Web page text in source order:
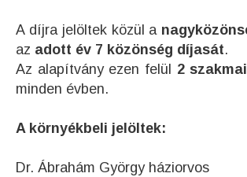
A díjra jelöltek közül a
az adott év 7 közönség díjasát.
Az alapítvány ezen felül 2
minden évben.
A környékbeli jelöltek:
Dr. Ábrahám György háziorvos